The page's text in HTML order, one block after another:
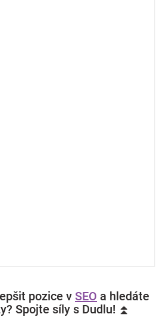
pozice v SEO a hledáte
Spojte síly s Dudlu! ⏫